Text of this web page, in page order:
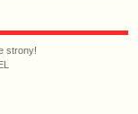
strony!